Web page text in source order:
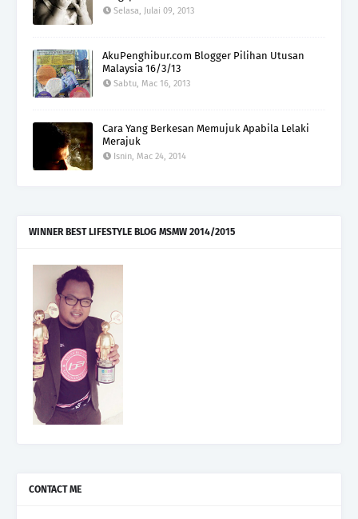
Selasa, Julai 09, 2013
AkuPenghibur.com Blogger Pilihan Utusan
Malaysia 16/3/13
Sabtu, Mac 16, 2013
Cara Yang Berkesan Memujuk Apabila Lelaki
Merajuk
Isnin, Mac 24, 2014
WINNER BEST LIFESTYLE BLOG MSMW 2014/2015
CONTACT ME